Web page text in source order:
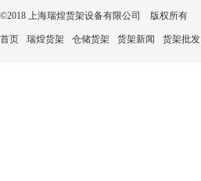
©2018 上海瑞煌货架设备有限公司 版权所有
首页 瑞煌货架 仓储货架 货架新闻 货架批发